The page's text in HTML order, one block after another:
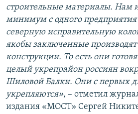
строительные материалы. Нам
минимум с одного предприятия
северную исправительную
якобы заключенные
конструкции. То есть они
целый укрепрайон россиян
Шиловой Балки. Они с первых
укрепляются», – отметил
издания «МОСТ» Сергей